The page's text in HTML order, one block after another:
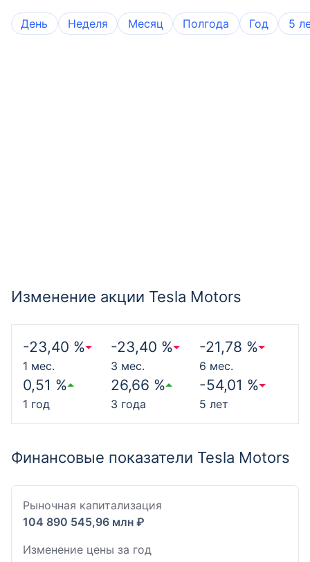
День Неделя Месяц Полгода Год 5
Изменение акции Tesla Motors
-23,40 %
1 мес.
-23,40 %
3 мес.
-21,78 %
6 мес.
0,51 %
1 год
26,66 %
3 года
-54,01 %
5 лет
Финансовые показатели Tesla Motors
Рыночная капитализация
104 890 545,96 млн ₽
Изменение цены за год